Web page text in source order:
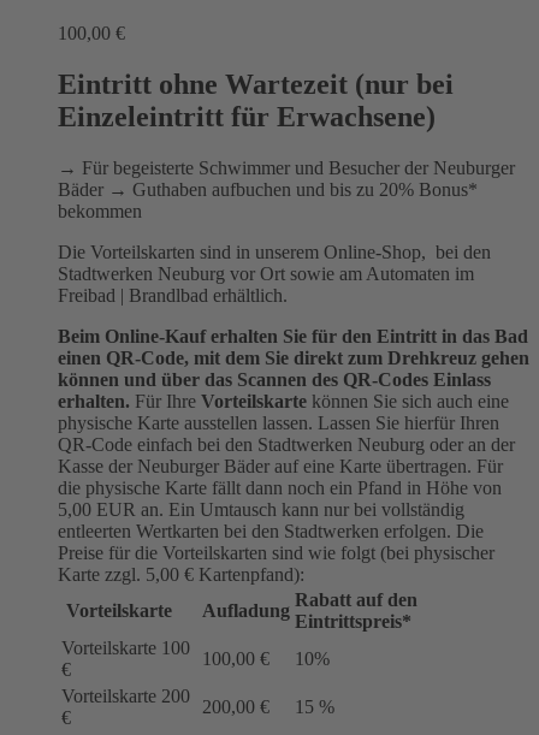
100,00 €
Eintritt ohne Wartezeit (nur bei
Einzeleintritt für Erwachsene)
→ Für begeisterte Schwimmer und Besucher der Neuburger
Bäder → Guthaben aufbuchen und bis zu 20% Bonus*
bekommen
Die Vorteilskarten sind in unserem Online-Shop, bei den
Stadtwerken Neuburg vor Ort sowie am Automaten im
Freibad | Brandlbad erhältlich.
Beim Online-Kauf erhalten Sie für den Eintritt in das Bad
einen QR-Code, mit dem Sie direkt zum Drehkreuz gehen
können und über das Scannen des QR-Codes Einlass
erhalten. Für Ihre Vorteilskarte können Sie sich auch eine
physische Karte ausstellen lassen. Lassen Sie hierfür Ihren
QR-Code einfach bei den Stadtwerken Neuburg oder an der
Kasse der Neuburger Bäder auf eine Karte übertragen. Für
die physische Karte fällt dann noch ein Pfand in Höhe von
5,00 EUR an. Ein Umtausch kann nur bei vollständig
entleerten Wertkarten bei den Stadtwerken erfolgen. Die
Preise für die Vorteilskarten sind wie folgt (bei physischer
Karte zzgl. 5,00 € Kartenpfand):
Vorteilskarte
Aufladung
Rabatt auf den
Eintrittspreis*
Vorteilskarte 100
€
100,00 €
10%
Vorteilskarte 200
€
200,00 €
15 %